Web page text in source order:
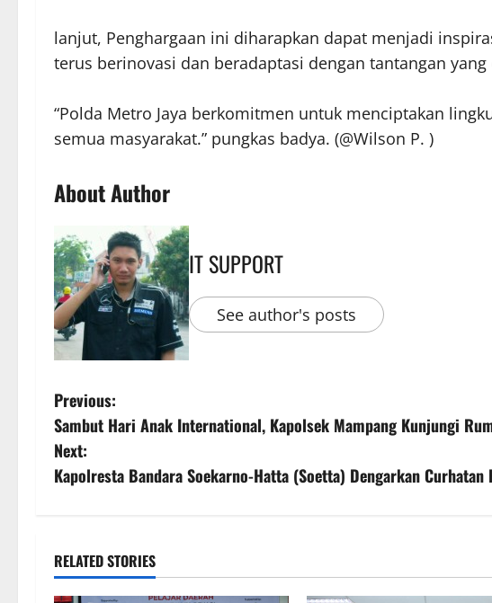
lanjut, Penghargaan ini diharapkan dapat menjadi
terus berinovasi dan beradaptasi dengan tantangan
“Polda Metro Jaya berkomitmen untuk menciptakan
semua masyarakat.” pungkas badya. (@Wilson P. )
About Author
IT SUPPORT
See author's posts
Previous:
Sambut Hari Anak International, Kapolsek Mampang Kunjungi
Next:
Kapolresta Bandara Soekarno-Hatta (Soetta) Dengarkan Curhatan
RELATED STORIES